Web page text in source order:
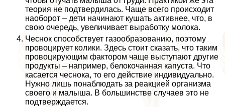
теория не подтвердилась. Чаще всего происходит
наоборот – дети начинают кушать активнее, что, в
свою очередь, увеличивает выработку молока.
Чеснок способствует газообразованию, поэтому
провоцирует колики. Здесь стоит сказать, что таким
провоцирующим фактором чаще выступают другие
продукты – например, белокочанная капуста. Что
касается чеснока, то его действие индивидуально.
Нужно лишь понаблюдать за реакцией организма
своего и малыша. В большинстве случаев это не
подтверждается.